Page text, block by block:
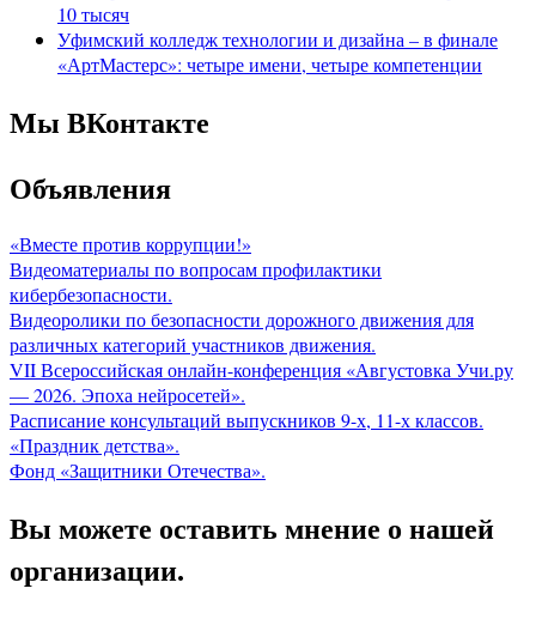
10 тысяч
Уфимский колледж технологии и дизайна – в финале
«АртМастерс»: четыре имени, четыре компетенции
Мы ВКонтакте
Объявления
«Вместе против коррупции!»
Видеоматериалы по вопросам профилактики
кибербезопасности.
Видеоролики по безопасности дорожного движения для
различных категорий участников движения.
VII Всероссийская онлайн-конференция «Августовка Учи.ру
— 2026. Эпоха нейросетей».
Расписание консультаций выпускников 9-х, 11-х классов.
«Праздник детства».
Фонд «Защитники Отечества».
Вы можете оставить мнение о нашей
организации.